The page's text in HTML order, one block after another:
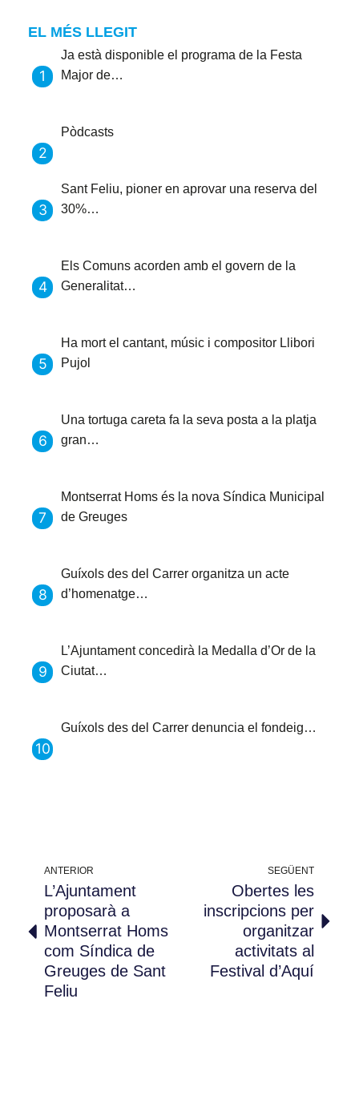
EL MÉS LLEGIT
Ja està disponible el programa de la Festa
Major de…
Pòdcasts
Sant Feliu, pioner en aprovar una reserva del
30%…
Els Comuns acorden amb el govern de la
Generalitat…
Ha mort el cantant, músic i compositor Llibori
Pujol
Una tortuga careta fa la seva posta a la platja
gran…
Montserrat Homs és la nova Síndica Municipal
de Greuges
Guíxols des del Carrer organitza un acte
d’homenatge…
L’Ajuntament concedirà la Medalla d’Or de la
Ciutat…
Guíxols des del Carrer denuncia el fondeig…
ANTERIOR
L’Ajuntament
proposarà a
Montserrat Homs
com Síndica de
Greuges de Sant
Feliu
SEGÜENT
Obertes les
inscripcions per
organitzar
activitats al
Festival d’Aquí